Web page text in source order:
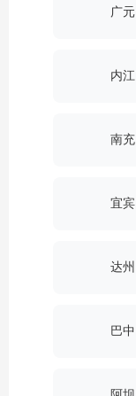
广元
内江
南充
宜宾
达州
巴中